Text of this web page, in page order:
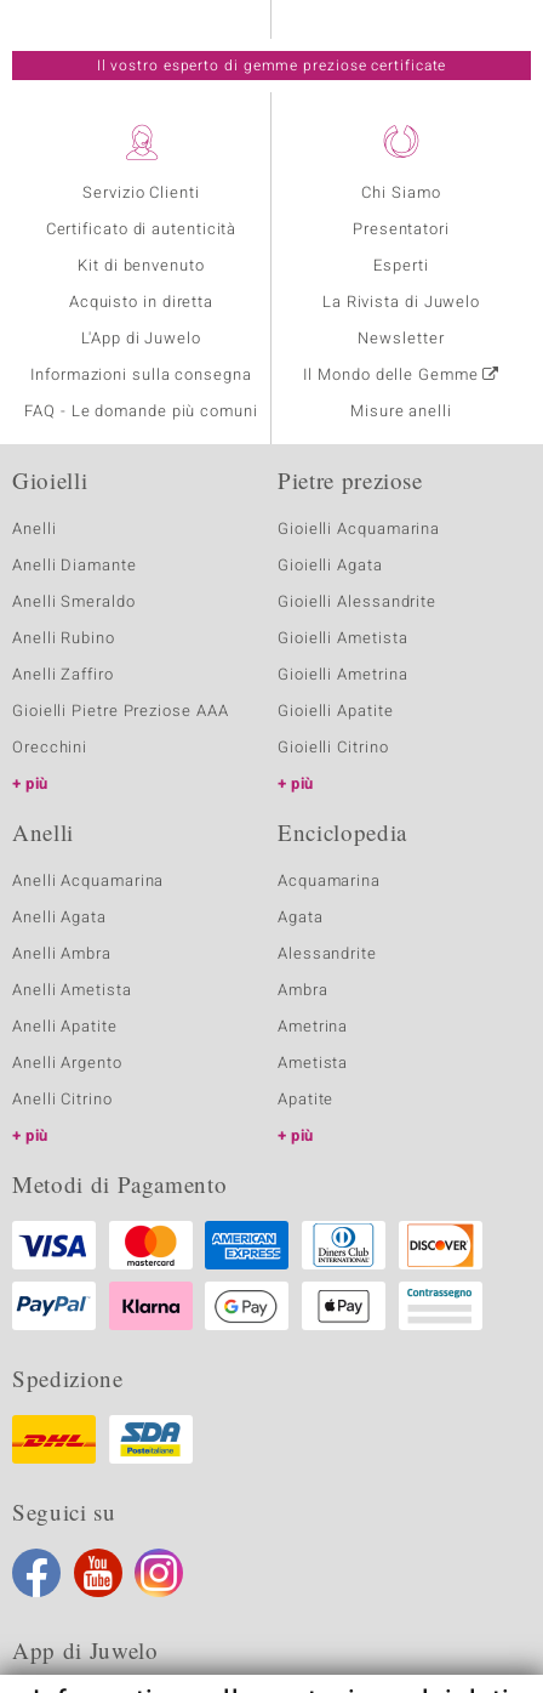
Servizio Clienti
Certificato di autenticità
Kit di benvenuto
Acquisto in diretta
L'App di Juwelo
Informazioni sulla consegna
FAQ - Le domande più comuni
Chi Siamo
Presentatori
Esperti
La Rivista di Juwelo
Newsletter
Il Mondo delle Gemme
Misure anelli
Il vostro esperto di gemme preziose certificate
Gioielli
Anelli
Anelli Diamante
Anelli Smeraldo
Anelli Rubino
Anelli Zaffiro
Gioielli Pietre Preziose AAA
Orecchini
più
Pietre preziose
Gioielli Acquamarina
Gioielli Agata
Gioielli Alessandrite
Gioielli Ametista
Gioielli Ametrina
Gioielli Apatite
Gioielli Citrino
più
Anelli
Anelli Acquamarina
Anelli Agata
Anelli Ambra
Anelli Ametista
Anelli Apatite
Anelli Argento
Anelli Citrino
più
Enciclopedia
Acquamarina
Agata
Alessandrite
Ambra
Ametrina
Ametista
Apatite
più
Metodi di Pagamento
Spedizione
Seguici su
App di Juwelo